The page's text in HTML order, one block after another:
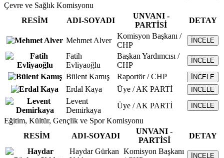
Çevre ve Sağlık Komisyonu
RESİM
ADI-SOYADI
UNVANI -
PARTİSİ
DETAY
Mehmet Alver
Komisyon Başkanı /
CHP
İNCELE
Fatih
Evliyaoğlu
Başkan Yardımcısı /
CHP
İNCELE
Bülent Kamış Raportör / CHP İNCELE
Erdal Kaya Üye / AK PARTİ İNCELE
Levent
Demirkaya
Üye / AK PARTİ İNCELE
Eğitim, Kültür, Gençlik ve Spor Komisyonu
RESİM
ADI-SOYADI
UNVANI -
PARTİSİ
DETAY
Haydar Gürkan Komisyon Başkanı
İNCELE